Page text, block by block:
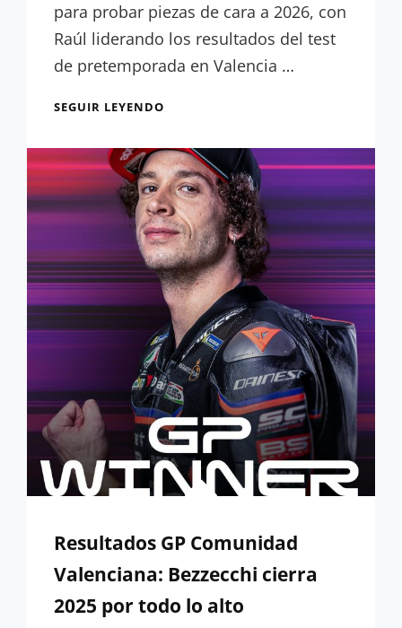
para probar piezas de cara a 2026, con
Raúl liderando los resultados del test
de pretemporada en Valencia …
SEGUIR LEYENDO
VALENCIA:
DÍA
ATÍPICO
EN
CHESTE
Resultados GP Comunidad
Valenciana: Bezzecchi cierra
2025 por todo lo alto